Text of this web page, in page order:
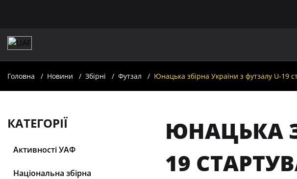
Головна Новини Збірні Футзал Юнацька збірна України з футзалу U-19
КАТЕГОРІЇ
Активності УАФ
Національна збірна
ЮНАЦЬКА
19